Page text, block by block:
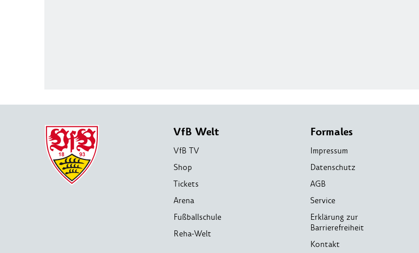
VfB Welt
VfB TV
Shop
Tickets
Arena
Fußballschule
Reha-Welt
Formales
Impressum
Datenschutz
AGB
Service
Erklärung zur
Barrierefreiheit
Kontakt